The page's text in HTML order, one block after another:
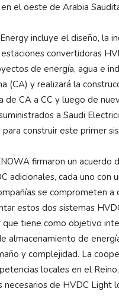
el oeste de Arabia
incluye el diseño, la
convertidoras
de energía, agua e
y realizará la
CA a CC y luego de
a Saudi
construir este primer
firmaron un acuerdo
adicionales, cada uno con
se comprometen a
estos dos sistemas
tiene como objetivo
almacenamiento de
y complejidad. La
locales en el
de HVDC Light